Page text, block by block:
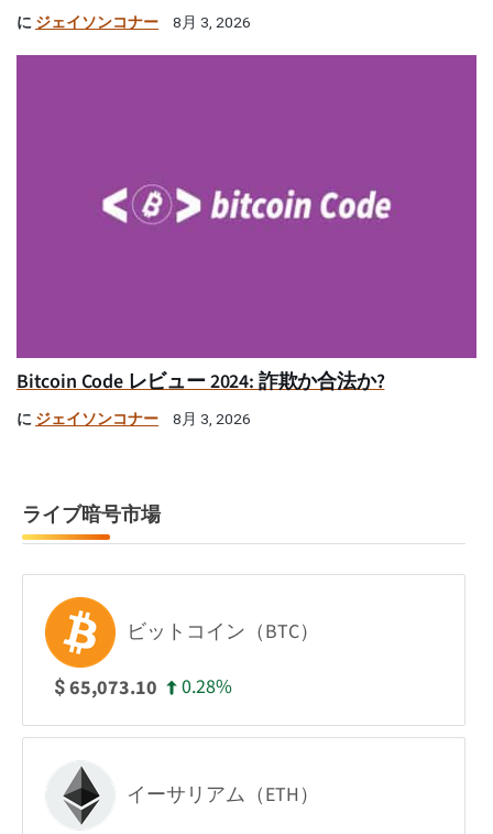
に ジェイソンコナー 8月 3, 2026
Bitcoin Code レビュー 2024: 詐欺か合法か?
に ジェイソンコナー 8月 3, 2026
ライブ暗号市場
ビットコイン（BTC）
$65,073.10 0.28%
イーサリアム（ETH）